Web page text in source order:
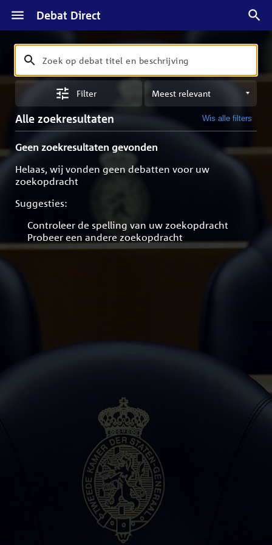
Debat Direct
Zoeken
Zoek
op
en
beschrijving
Filter
Sorteren
op
meest
Alle zoekresultaten Wis alle filters
Geen zoekresultaten gevonden
Helaas, wij vonden geen debatten voor uw
zoekopdracht
Suggesties:
Controleer de spelling van uw zoekopdracht
Probeer een andere zoekopdracht